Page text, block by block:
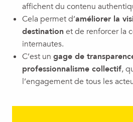
affichent du contenu
Cela permet d’améliorer la
destination et de renforcer la
internautes.
C’est un gage de
professionnalisme collectif,
l’engagement de tous les